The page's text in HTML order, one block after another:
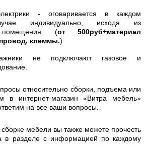
- оговаривается в каждом
индивидуально, исходя из
помещения. (от 500руб+материал
клеммы.)
не подключают газовое и
относительно сборки, подъема или
в интернет-магазин «Витра мебель»
на все ваши вопросы.
мебели вы также можете прочесть
в разделе с информацией по каждому